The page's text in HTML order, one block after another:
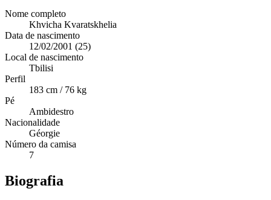
Nome completo
Khvicha Kvaratskhelia
Data de nascimento
12/02/2001 (25)
Local de nascimento
Tbilisi
Perfil
183 cm / 76 kg
Pé
Ambidestro
Nacionalidade
Géorgie
Número da camisa
7
Biografia